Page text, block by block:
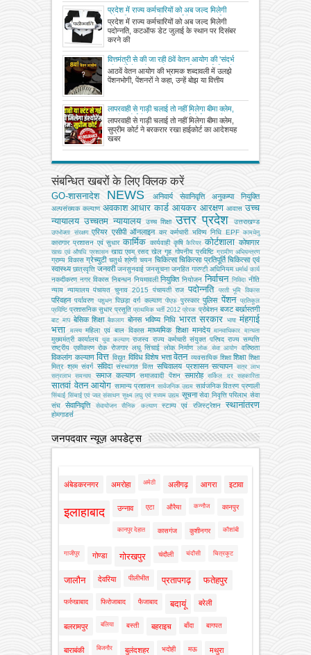
प्रदेश में राज्य कर्मचारियों को अब जल्द मिलेगी
पदोन्नति, कटऑफ डेट जुलाई के स्थान पर दिसंबर
करने की तैयारी
प्रदेश में राज्य कर्मचारियों को अब जल्द मिलेगी
पदोन्नति, कटऑफ डेट जुलाई के स्थान पर दिसंबर
करने की
वित्तमंत्री से की जा रही 8वें वेतन आयोग की 'संदर्भ
की शर्तों' में संशोधन की मांग, जानिए क्यों चिंतित हैं
कर्मचारी?
आठवें वेतन आयोग की भ्रामक शब्दावली में उलझे
पेंशनभोगी, पेंशनरों ने कहा, उन्हें बोझ या वित्तीय
लापरवाही से गाड़ी चलाई तो नहीं मिलेगा बीमा क्लेम,
सुप्रीम कोर्ट ने बरकरार रखा हाईकोर्ट का आदेश
लापरवाही से गाड़ी चलाई तो नहीं मिलेगा बीमा क्लेम,
सुप्रीम कोर्ट ने बरकरार रखा हाईकोर्ट का आदेशयह
खबर
संबन्धित खबरों के लिए क्लिक करें
GO-शासनादेश NEWS अनिवार्य सेवानिवृत्ति अनुकम्पा नियुक्ति
अल्‍पसंख्‍यक कल्‍याण अवकाश आधार कार्ड आयकर आरक्षण आवास उच्च
न्यायालय उच्चतम न्यायालय उच्‍च शिक्षा उत्तर प्रदेश उत्तराखण्ड
उपभोक्‍ता संरक्षण एरियर एसीपी ऑनलाइन कर कर्मचारी भविष्य निधि EPF कामधेनु
कारागार प्रशासन एवं सुधार कार्मिक कार्यवाही कृषि कैरियर कोर्टशाला कोषागार
खाद्य एवं औषधि प्रशासन खाद्य एवम् रसद खेल गृह गोपनीय प्रविष्टि ग्रामीण अभियन्‍त्रण
ग्राम्य विकास ग्रेच्युटी चतुर्थ श्रेणी चयन चिकित्सा चिकित्सा प्रतिपूर्ति चिकित्‍सा एवं
स्वास्थ्य छात्रवृत्ति जनवरी जनसुनवाई जनसूचना जनहित गारण्टी अधिनियम धर्मार्थ कार्य
नकदीकरण नगर विकास निबन्‍धन नियमावली नियुक्ति नियोजन निर्वाचन निविदा नीति
न्याय न्यायालय पंचायत चुनाव 2015 पंचायती राज पदोन्नति परती भूमि विकास
परिवहन पर्यावरण पशुधन पिछड़ा वर्ग कल्‍याण पीएफ पुरस्कार पुलिस पेंशन
प्रतिकूल
प्रविष्टि प्रशासनिक सुधार प्रसूति प्राथमिक भर्ती 2012 प्रेरक प्रोबेशन बजट बर्खास्तगी
बाट माप बेसिक शिक्षा बैकलाग बोनस भविष्य निधि भारत सरकार भाषा मंहगाई
भत्ता
मत्‍स्‍य महिला एवं बाल विकास माध्यमिक शिक्षा मानदेय मानवाधिकार मान्यता
मुख्‍यमंत्री कार्यालय युवा कल्याण राजस्व राज्य कर्मचारी संयुक्त परिषद राज्य सम्पत्ति
राष्ट्रीय एकीकरण रोक रोजगार लघु सिंचाई लोक निर्माण लोक सेवा आयोग वरिष्ठता
विकलांग कल्याण वित्त विद्युत विविध विशेष भत्ता वेतन व्‍यवसायिक शिक्षा शिक्षा शिक्षा
मित्र श्रम संवर्ग संविदा संस्‍थागत वित्‍त सचिवालय प्रशासन सत्यापन सत्र लाभ
सत्रलाभ
समन्वय समाज कल्याण समाजवादी पेंशन समारोह सर्किल दर सहकारिता
सातवां वेतन आयोग सामान्य प्रशासन सार्वजनिक उद्यम सार्वजनिक वितरण प्रणाली
सिंचाई सिंचाई एवं जल संसाधन सूक्ष्म लघु एवं मध्यम उद्यम सूचना सेवा निवृत्ति परिलाभ सेवा
संघ
सेवानिवृत्ति सेवायोजन सैनिक कल्‍याण स्टाम्प एवं रजिस्ट्रेशन स्थानांतरण
होमगाडर्स
जनपदवार न्यूज़ अपडेट्स
अंबेडकरनगर अमरोहा अमेठी अलीगढ़ आगरा इटावा
इलाहाबाद उन्नाव एटा औरैया कन्नौज कानपुर
कानपुर देहात कासगंज कुशीनगर कौशांबी
गाजीपुर गोण्डा गोरखपुर चंदौली चंदौसी चित्रकूट
जालौन देवरिया पीलीभीत प्रतापगढ़ फतेहपुर
फर्रुखाबाद फिरोजाबाद फैजाबाद बदायूं बरेली
बलरामपुर बलिया बस्ती बहराइच बाँदा बागपत
बाराबंकी बिजनौर बुलंदशहर भदोही मऊ मथुरा